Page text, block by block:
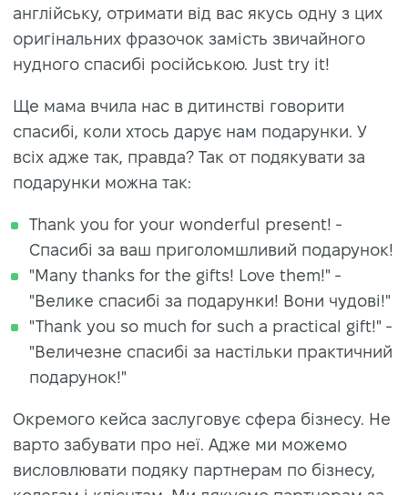
англійську, отримати від вас якусь одну з цих
оригінальних фразочок замість звичайного
нудного спасибі російською. Just try it!
Ще мама вчила нас в дитинстві говорити
спасибі, коли хтось дарує нам подарунки. У
всіх адже так, правда? Так от подякувати за
подарунки можна так:
Thank you for your wonderful present! -
Спасибі за ваш приголомшливий подарунок!
"Many thanks for the gifts! Love them!" -
"Велике спасибі за подарунки! Вони чудові!"
"Thank you so much for such a practical gift!" -
"Величезне спасибі за настільки практичний
подарунок!"
Окремого кейса заслуговує сфера бізнесу. Не
варто забувати про неї. Адже ми можемо
висловлювати подяку партнерам по бізнесу,